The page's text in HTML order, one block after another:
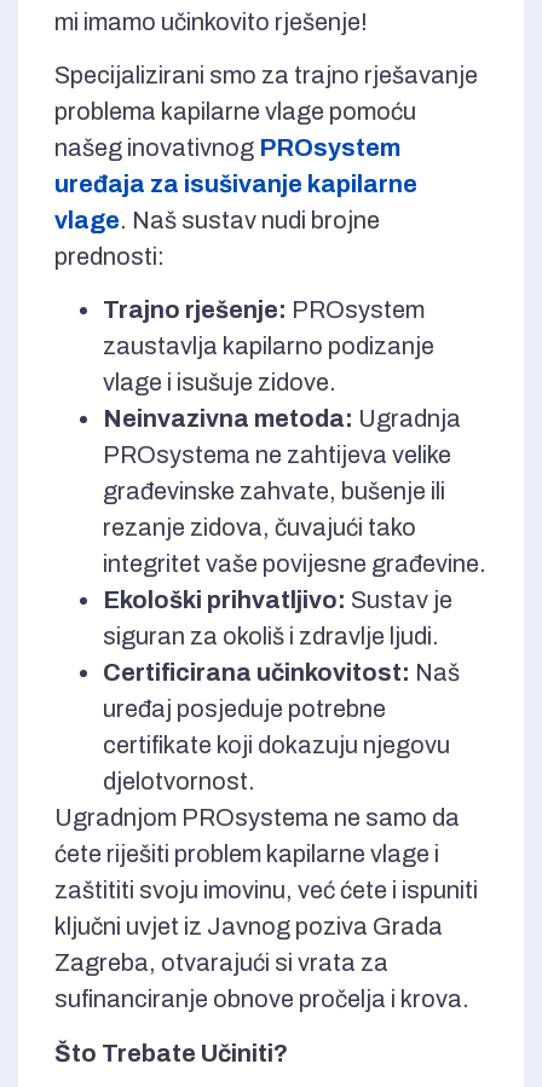
mi imamo učinkovito rješenje!
Specijalizirani smo za trajno rješavanje
problema kapilarne vlage pomoću
našeg inovativnog PROsystem
uređaja za isušivanje kapilarne
vlage. Naš sustav nudi brojne
prednosti:
Trajno rješenje: PROsystem
zaustavlja kapilarno podizanje
vlage i isušuje zidove.
Neinvazivna metoda: Ugradnja
PROsystema ne zahtijeva velike
građevinske zahvate, bušenje ili
rezanje zidova, čuvajući tako
integritet vaše povijesne građevine.
Ekološki prihvatljivo: Sustav je
siguran za okoliš i zdravlje ljudi.
Certificirana učinkovitost: Naš
uređaj posjeduje potrebne
certifikate koji dokazuju njegovu
djelotvornost.
Ugradnjom PROsystema ne samo da
ćete riješiti problem kapilarne vlage i
zaštititi svoju imovinu, već ćete i ispuniti
ključni uvjet iz Javnog poziva Grada
Zagreba, otvarajući si vrata za
sufinanciranje obnove pročelja i krova.
Što Trebate Učiniti?